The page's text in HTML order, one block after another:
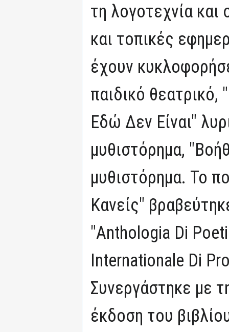
τη λογοτεχνία και
και τοπικές
έχουν
παιδικό
Εδώ Δεν Είναι"
μυθιστόρημα,
μυθιστόρημα. Το
Κανείς"
"Anthologia Di
Internationale Di
Συνεργάστηκε με
έκδοση του